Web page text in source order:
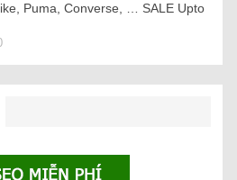
Puma, Converse, … SALE Upto